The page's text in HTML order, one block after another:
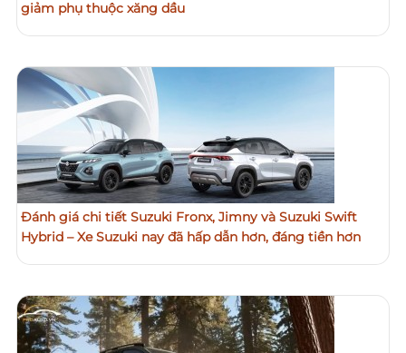
giảm phụ thuộc xăng dầu
Đánh giá chi tiết Suzuki Fronx, Jimny và Suzuki Swift
Hybrid – Xe Suzuki nay đã hấp dẫn hơn, đáng tiền hơn